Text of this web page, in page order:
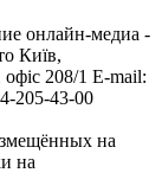
онлайн-медиа -
Київ,
208/1 E-mail:
205-43-00
на
на